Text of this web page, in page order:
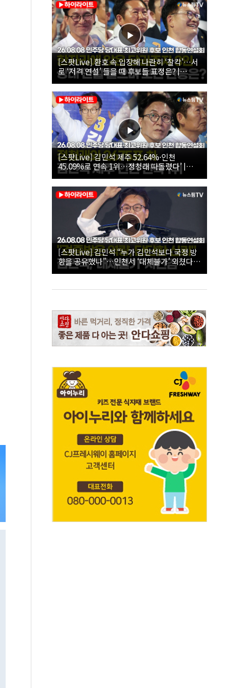
[스팟Live] 환호 속 입장해 나란히 ‘찰칵’…서
로 ‘저격 연설’ 들을 때 후보들 표정은? |
26.08.08 더불어민주당 당대표·최고위원 후
보 인천 합동연설회
[스팟Live] 김민석 제주 52.64%·인천
45.09%로 연속 1위…정청래 따돌렸다’ |
26.08.08 더불어민주당 당대표·최고위원 후
보 인천 합동연설회
[스팟Live] 김민석 “누가 김민석보다 국정 방
향을 공유했나”…인천서 ‘대체불가’ 외쳤다 |
26.08.08 더불어민주당 당대표·최고위원 후